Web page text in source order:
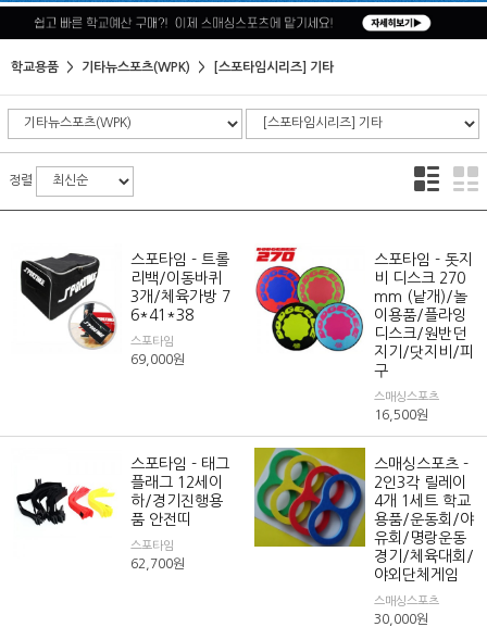
학교용품 기타뉴스포츠(WPK) [스포타임시리즈] 기타
정렬
스포타임 - 트롤
리백/이동바퀴
3개/체육가방 7
6*41*38
스포타임
69,000원
스포타임 - 돗지
비 디스크 270
mm (낱개)/놀
이용품/플라잉
디스크/원반던
지기/닷지비/피
구
스매싱스포츠
16,500원
스포타임 - 태그
플래그 12세이
하/경기진행용
품 안전띠
스포타임
62,700원
스매싱스포츠 -
2인3각 릴레이
4개 1세트 학교
용품/운동회/야
유회/명랑운동
경기/체육대회/
야외단체게임
스매싱스포츠
30,000원